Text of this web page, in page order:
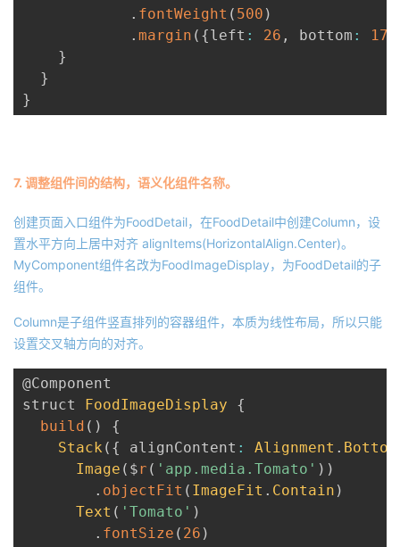
. fontWeight ( 500 )
. margin ( {left : 26 , bottom :
}
}
}
7. 调整组件间的结构，语义化组件名称。
创建页面入口组件为FoodDetail，在FoodDetail中创建Column，设
置水平方向上居中对齐 alignItems(HorizontalAlign.Center)。
MyComponent组件名改为FoodImageDisplay，为FoodDetail的子
组件。
Column是子组件竖直排列的容器组件，本质为线性布局，所以只能
设置交叉轴方向的对齐。
@Component
struct FoodImageDisplay
{
build ( )
{
Stack ( { alignContent : Alignment .
Image ( $r ( 'app.media.Tomato' ) )
. objectFit ( ImageFit . Contain )
Text ( 'Tomato' )
. fontSize ( 26 )